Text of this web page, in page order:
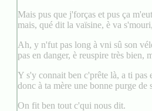
Mais pus que j'forças et pus ça
mais, qué dit la vaïsine, è va
Ah, y n'fut pas long à vni sû son
pas en danger, è reuspire très
Y s'y connait ben c'prête là, a ti
donc à ta mère une bonne purge
On fit ben tout c'qui nous dit.